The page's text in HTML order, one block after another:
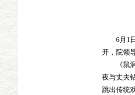
6月1日
开，院领
《鼠洞
夜与丈夫
跳出传统